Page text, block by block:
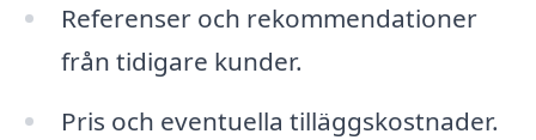
Referenser och rekommendationer
från tidigare kunder.
Pris och eventuella tilläggskostnader.